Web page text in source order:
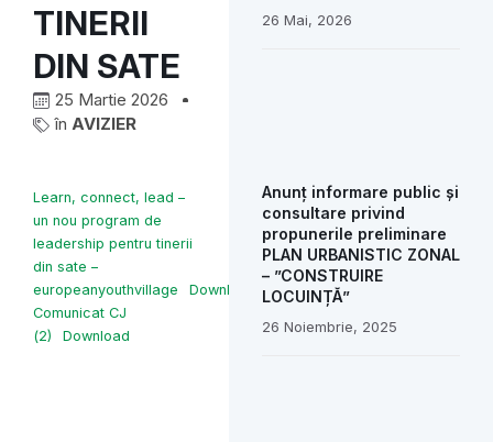
TINERII
DIN SATE
25 Martie 2026
în AVIZIER
Learn, connect, lead –
un nou program de
leadership pentru tinerii
din sate –
europeanyouthvillage
Download
Comunicat CJ
(2)
Download
26 Mai, 2026
Anunț informare public și
consultare privind
propunerile preliminare
PLAN URBANISTIC ZONAL
– ”CONSTRUIRE
LOCUINȚĂ”
26 Noiembrie, 2025